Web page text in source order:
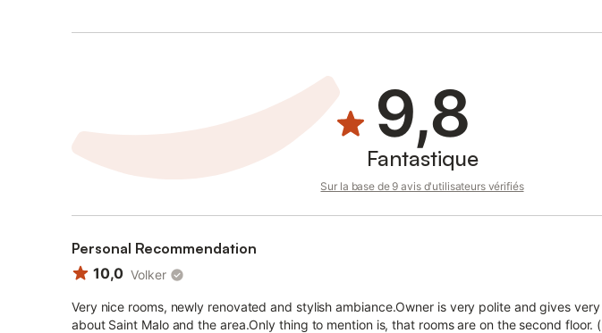
9,8
Fantastique
Sur la base de 9 avis d'utilisateurs vérifiés
Personal Recommendation
10,0 Volker
Very nice rooms, newly renovated and stylish ambiance.Owner is very polite and gives
about Saint Malo and the area.Only thing to mention is, that rooms are on the second floor.